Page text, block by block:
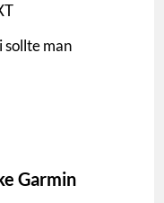
sollte man
Garmin